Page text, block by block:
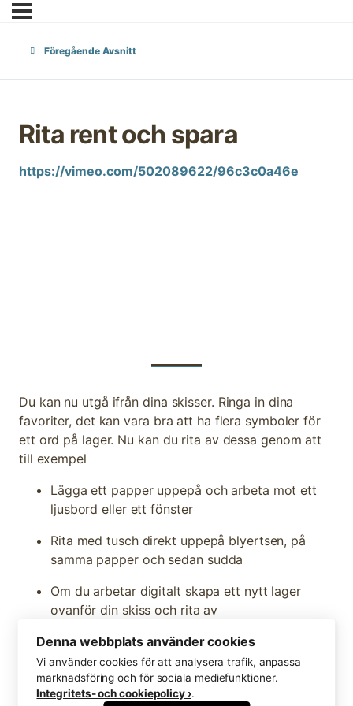
Föregående Avsnitt
Rita rent och spara
https://vimeo.com/502089622/96c3c0a46e
Du kan nu utgå ifrån dina skisser. Ringa in dina
favoriter, det kan vara bra att ha flera symboler för
ett ord på lager. Nu kan du rita av dessa genom att
till exempel
Lägga ett papper uppepå och arbeta mot ett
ljusbord eller ett fönster
Rita med tusch direkt uppepå blyertsen, på
samma papper och sedan sudda
Om du arbetar digitalt skapa ett nytt lager
ovanför din skiss och rita av
Genom att skissa utanför ditt symbolbibliotek
kommer du enkelt kunna göra ändringar och
bestämma dig innan du ritar in en symbol. Det är bra
för dig som vill ha ordning och reda.
Denna webbplats använder cookies
Vi använder cookies för att analysera trafik, anpassa
marknadsföring och för sociala mediefunktioner.
Integritets- och cookiepolicy ›.